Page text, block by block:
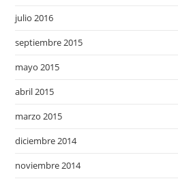
julio 2016
septiembre 2015
mayo 2015
abril 2015
marzo 2015
diciembre 2014
noviembre 2014